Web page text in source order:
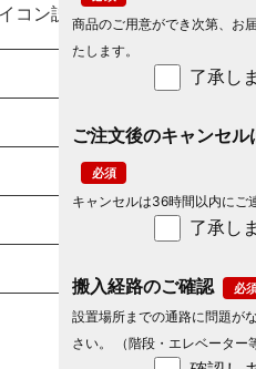
コン説明
了承し
商品のご用意ができ次第、お
たします。
ご注文後のキャンセル
了承し
キャンセルは36時間以内にご
搬入経路のご確認
設置場所までの通路に問題が
さい。 （階段・エレベーター